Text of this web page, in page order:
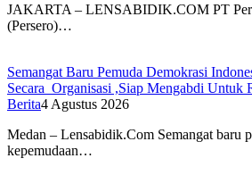
JAKARTA – LENSABIDIK.COM PT
(Persero)…
Semangat Baru Pemuda Demokrasi
Secara Organisasi ,Siap Mengabdi Untuk
Berita4 Agustus 2026
Medan – Lensabidik.Com Semangat baru
kepemudaan…